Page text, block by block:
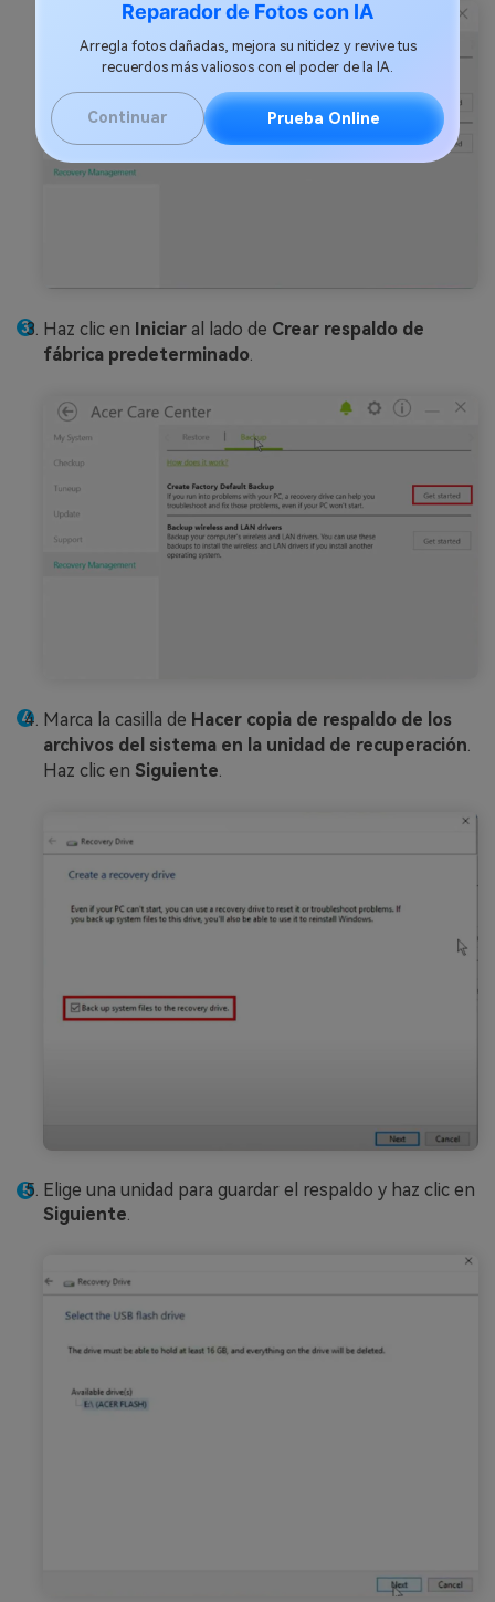
Reparador de Fotos con IA
Arregla fotos dañadas, mejora su nitidez y revive tus
recuerdos más valiosos con el poder de la IA.
Continuar Prueba Online
Haz clic en Iniciar al lado de Crear respaldo de
fábrica predeterminado.
Marca la casilla de Hacer copia de respaldo de los
archivos del sistema en la unidad de recuperación.
Haz clic en Siguiente.
Elige una unidad para guardar el respaldo y haz clic en
Siguiente